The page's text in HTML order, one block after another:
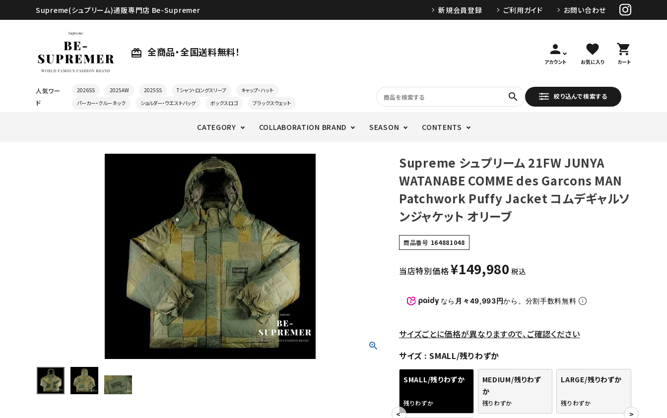
Supreme(シュプリーム)通販専門店 Be-Supremer 新規会員登録 ご利用ガイド お問い合わせ
card_giftcard 全商品・全国送料無料！ person
アカウント
favorite
お気に入り
shopping_cart
カート
人気ワー
ド
2026SS 2025AW 2025SS Tシャツ・ロングスリーブ
キャップ・ハット
パーカー・クルーネック
ショルダー・ウエストバッグ ボックスロゴ ブラックスウェット
search 絞り込んで検索する
CATEGORY COLLABORATION BRAND SEASON CONTENTS
パーカー・トレーナー
Supreme シュプリーム 21FW JUNYA
WATANABE COMME des Garcons MAN
Patchwork Puffy Jacket コムデギャルソ
ンジャケット オリーブ
商品番号 164881048
当店特別価格¥149,980 税込
なら 月々49,993円から。分割手数料無料
サイズごとに価格が異なりますので、ご確認ください
サイズ
SMALL/残りわずか
SMALL/残りわずか
残りわずか
MEDIUM/残りわず
か
残りわずか
LARGE/残りわずか
残りわずか